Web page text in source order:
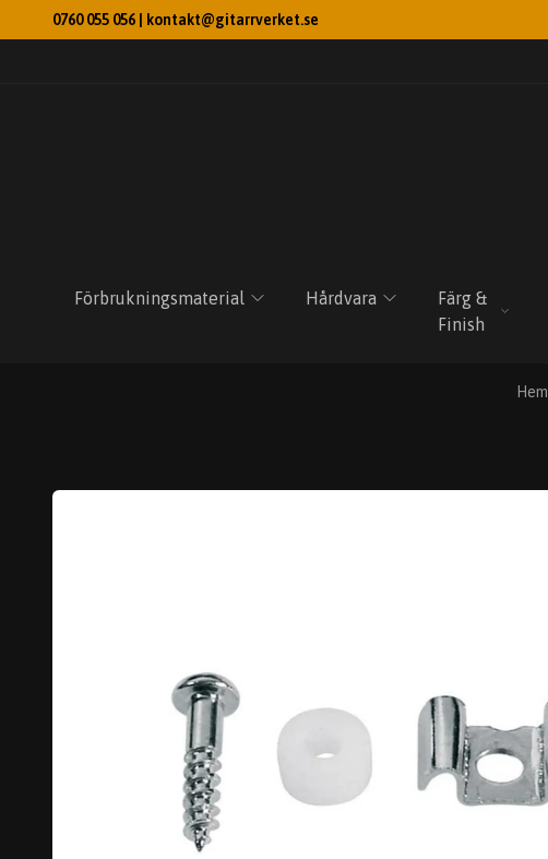
0760 055 056 | kontakt@gitarrverket.se
Förbrukningsmaterial Hårdvara
Färg &
Finish
Hem